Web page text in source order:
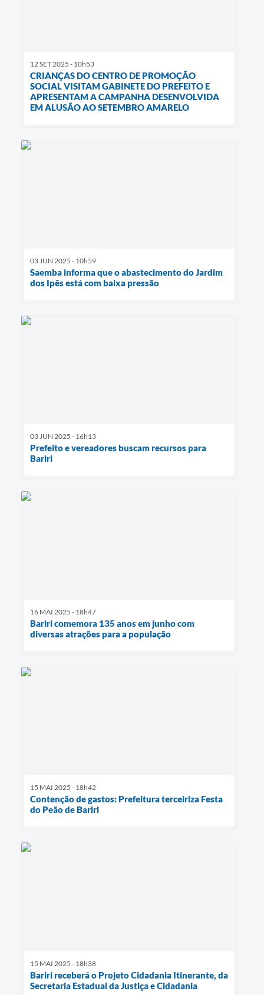
12 SET 2025 - 10h53
CRIANÇAS DO CENTRO DE PROMOÇÃO
SOCIAL VISITAM GABINETE DO PREFEITO E
APRESENTAM A CAMPANHA DESENVOLVIDA
EM ALUSÃO AO SETEMBRO AMARELO
03 JUN 2025 - 10h59
Saemba informa que o abastecimento do Jardim
dos Ipês está com baixa pressão
03 JUN 2025 - 16h13
Prefeito e vereadores buscam recursos para
Bariri
16 MAI 2025 - 18h47
Bariri comemora 135 anos em junho com
diversas atrações para a população
15 MAI 2025 - 18h42
Contenção de gastos: Prefeitura terceiriza Festa
do Peão de Bariri
15 MAI 2025 - 18h38
Bariri receberá o Projeto Cidadania Itinerante, da
Secretaria Estadual da Justiça e Cidadania